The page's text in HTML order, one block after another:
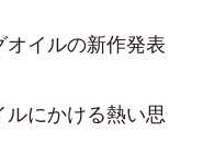
イルの新作発表
にかける熱い思